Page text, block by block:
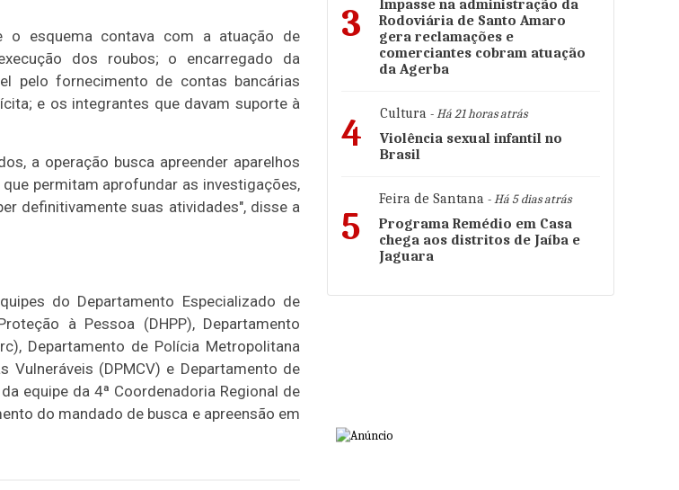
o esquema contava com a atuação de
dos roubos; o encarregado da
pelo fornecimento de contas bancárias
e os integrantes que davam suporte à
a operação busca apreender aparelhos
permitam aprofundar as investigações,
definitivamente suas atividades", disse a
do Departamento Especializado de
à Pessoa (DHPP), Departamento
Departamento de Polícia Metropolitana
Vulneráveis (DPMCV) e Departamento de
equipe da 4ª Coordenadoria Regional de
do mandado de busca e apreensão em
3
Impasse na administração da
Rodoviária de Santo Amaro
gera reclamações e
comerciantes cobram atuação
da Agerba
4 Cultura - Há 21 horas atrás
Violência sexual infantil no
Brasil
5
Feira de Santana - Há 5 dias atrás
Programa Remédio em Casa
chega aos distritos de Jaíba e
Jaguara